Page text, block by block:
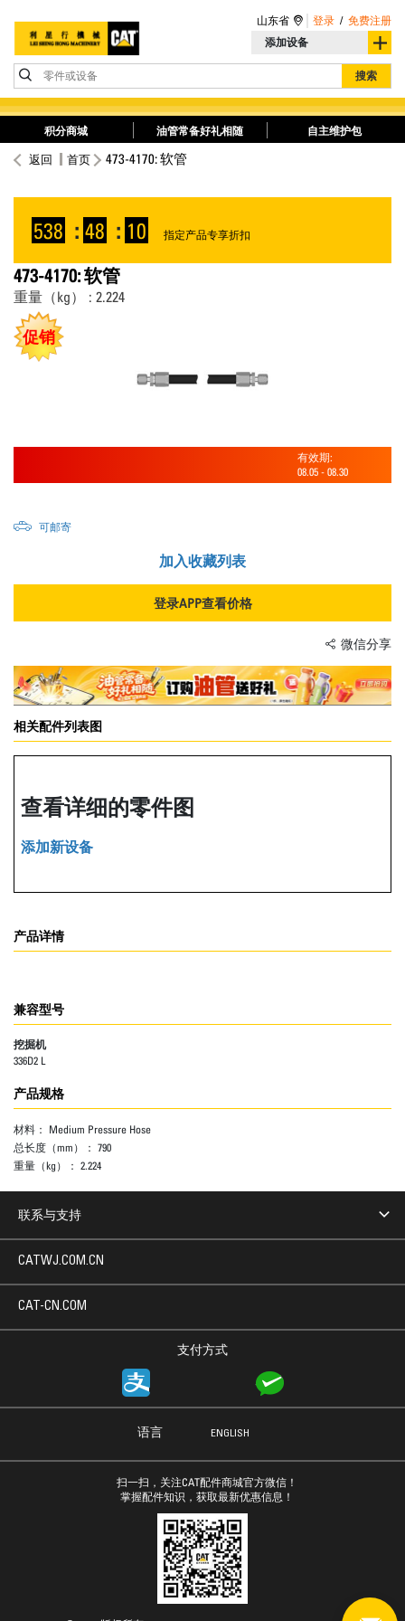
添加设备
零件或设备 搜索
山东省 登录 / 免费注册
积分商城 油管常备好礼相随 自主维护包
返回 首页 473-4170: 软管
538 : 48 : 10 指定产品专享折扣
473-4170: 软管
重量（kg） : 2.224
促销
有效期:
08.05 - 08.30
可邮寄
加入收藏列表
登录APP查看价格
微信分享
相关配件列表图
查看详细的零件图
添加新设备
产品详情
兼容型号
挖掘机
336D2 L
产品规格
材料： Medium Pressure Hose
总长度（mm）： 790
重量（kg）： 2.224
联系与支持
支付方式
CATWJ.COM.CN
CAT-CN.COM
语言 ENGLISH
扫一扫，关注CAT配件商城官方微信！
掌握配件知识，获取最新优惠信息！